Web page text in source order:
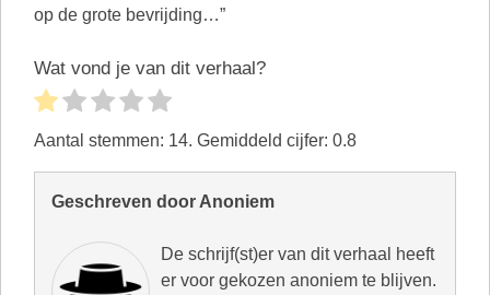
Wat vond je van dit verhaal?
Aantal stemmen: 14. Gemiddeld cijfer: 0.8
Geschreven door Anoniem
De schrijf(st)er van dit verhaal heeft
er voor gekozen anoniem te blijven.